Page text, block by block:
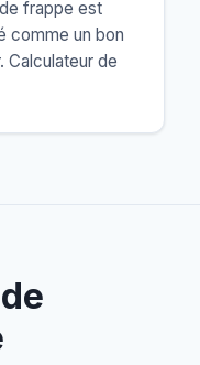
frappe est
comme un bon
Calculateur de